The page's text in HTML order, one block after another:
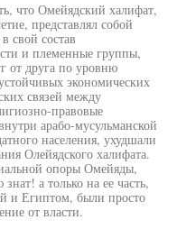
что Омейядский халифат,
представлял собой
свой состав
и племенные группы,
от друга по уровню
экономических
связей между
правовые
арабо-мусульманской
населения, ухудшали
Олейядского халифата.
опоры Омейяды,
а только на ее часть,
и Египтом, были просто
от власти.